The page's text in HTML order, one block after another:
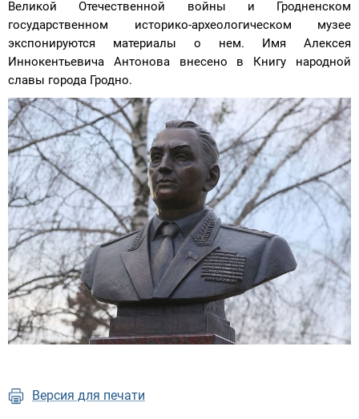
Великой Отечественной войны и Гродненском
государственном историко-археологическом музее
экспонируются материалы о нем. Имя Алексея
Иннокентьевича Антонова внесено в Книгу народной
славы города Гродно.
Версия для печати